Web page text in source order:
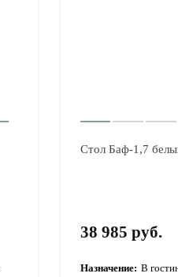
Стол Баф-1,7
38 985 руб.
Назначение: В